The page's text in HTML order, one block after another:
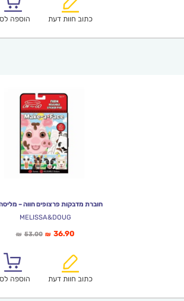
₪53.00.
כתוב חוות דעת
הוספה
חוברת מדבקות פרצופים חווה –
MELISSA&DOUG
₪ 53.00המחיר
₪53.00.
₪ 36.90המחיר
הוא:
כתוב חוות דעת
הוספה